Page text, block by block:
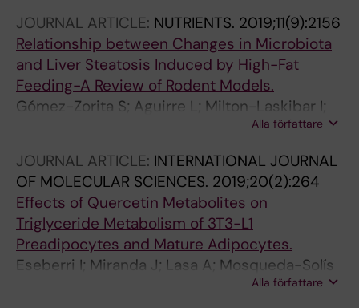
JOURNAL ARTICLE: NUTRIENTS. 2019;11(9):2156
Relationship between Changes in Microbiota
and Liver Steatosis Induced by High-Fat
Feeding-A Review of Rodent Models.
Gómez-Zorita S; Aguirre L; Milton-Laskibar I;
Fernández-Quintela A; Trepiana J; Kajarabille
Alla författare
JOURNAL ARTICLE: INTERNATIONAL JOURNAL
OF MOLECULAR SCIENCES. 2019;20(2):264
Effects of Quercetin Metabolites on
Triglyceride Metabolism of 3T3-L1
Preadipocytes and Mature Adipocytes.
Eseberri I; Miranda J; Lasa A; Mosqueda-Solís
A; González-Manzano S; Santos-Buelga C;
Alla författare